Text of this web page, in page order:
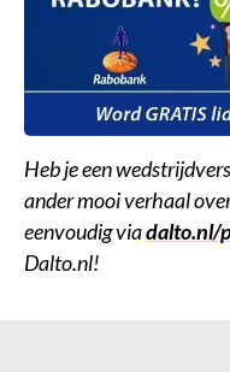
Heb je een
ander mooi verhaal
eenvoudig viadalto.nl/
Dalto.nl!